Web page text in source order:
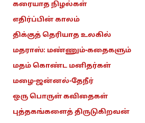
கரையாத நிழல்கள்
எதிர்ப்பின் காலம்
திக்குத் தெரியாத உலகில்
மதராஸ்: மண்ணும்-கதைகளும்
மதம் கொண்ட மனிதர்கள்
மழை-ஜன்னல்-தேநீர்
ஒரு பொருள் கவிதைகள்
புத்தகங்களைத் திருடுகிறவன்